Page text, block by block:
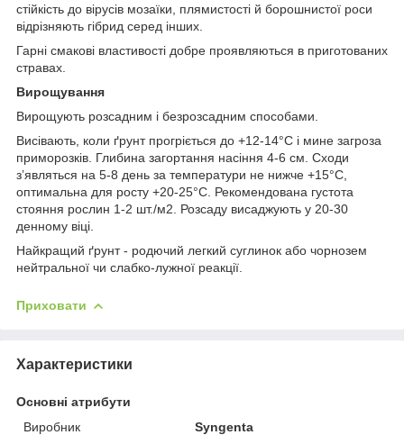
стійкість до вірусів мозаїки, плямистості й борошнистої роси
відрізняють гібрид серед інших.
Гарні смакові властивості добре проявляються в приготованих
стравах.
Вирощування
Вирощують розсадним і безрозсадним способами.
Висівають, коли ґрунт прогріється до +12-14°С і мине загроза
приморозків. Глибина загортання насіння 4-6 см. Сходи
з’являться на 5-8 день за температури не нижче +15°С,
оптимальна для росту +20-25°С. Рекомендована густота
стояння рослин 1-2 шт./м2 . Розсаду висаджують у 20-30
денному віці.
Найкращий ґрунт - родючий легкий суглинок або чорнозем
нейтральної чи слабко-лужної реакції.
Приховати
Характеристики
Основні атрибути
Виробник
Syngenta